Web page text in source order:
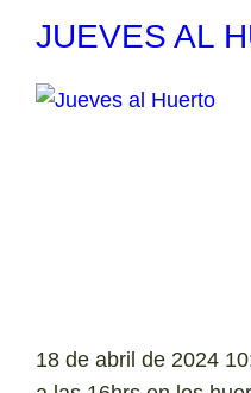
JUEVES AL
18 de abril de 2024